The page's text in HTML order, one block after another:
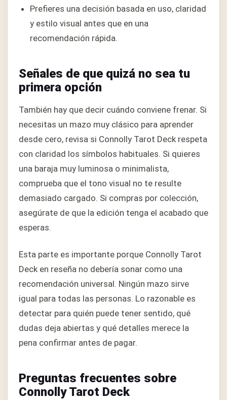
Prefieres una decisión basada en uso, claridad
y estilo visual antes que en una
recomendación rápida.
Señales de que quizá no sea tu
primera opción
También hay que decir cuándo conviene frenar. Si
necesitas un mazo muy clásico para aprender
desde cero, revisa si Connolly Tarot Deck respeta
con claridad los símbolos habituales. Si quieres
una baraja muy luminosa o minimalista,
comprueba que el tono visual no te resulte
demasiado cargado. Si compras por colección,
asegúrate de que la edición tenga el acabado que
esperas.
Esta parte es importante porque Connolly Tarot
Deck en reseña no debería sonar como una
recomendación universal. Ningún mazo sirve
igual para todas las personas. Lo razonable es
detectar para quién puede tener sentido, qué
dudas deja abiertas y qué detalles merece la
pena confirmar antes de pagar.
Preguntas frecuentes sobre
Connolly Tarot Deck